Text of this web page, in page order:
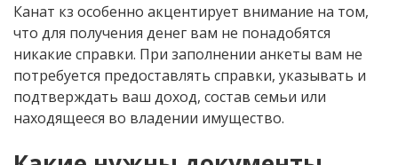
Канат кз особенно акцентирует внимание на том,
что для получения денег вам не понадобятся
никакие справки. При заполнении анкеты вам не
потребуется предоставлять справки, указывать и
подтверждать ваш доход, состав семьи или
находящееся во владении имущество.